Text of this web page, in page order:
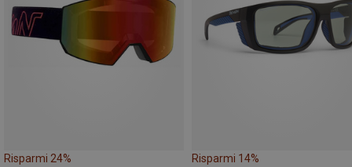
Risparmi 24% Risparmi 14%